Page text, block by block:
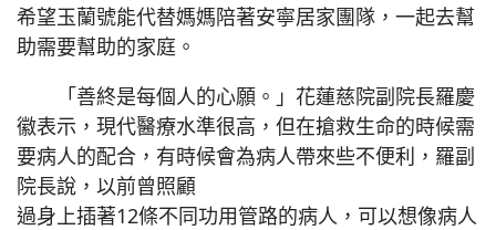
希望玉蘭號能代替媽媽陪著安寧居家團隊，一起去幫
助需要幫助的家庭。
「善終是每個人的心願。」花蓮慈院副院長羅慶
徽表示，現代醫療水準很高，但在搶救生命的時候需
要病人的配合，有時候會為病人帶來些不便利，羅副
院長說，以前曾照顧
過身上插著12條不同功用管路的病人，可以想像病人